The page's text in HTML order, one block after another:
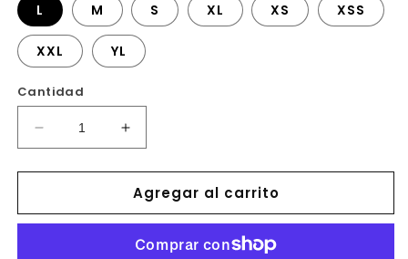
L M S XL XS XSS
XXL YL
Cantidad
Reducir
cantidad
para
MUJER
Aumentar
cantidad
para
CAMISA
MUJER
C/MAO
Agregar al carrito